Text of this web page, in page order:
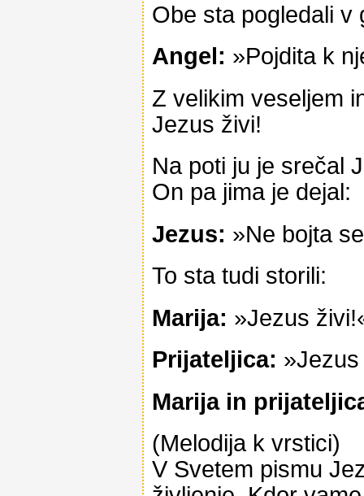
Obe sta pogledali v
Angel: »Pojdita k
Z velikim veseljem
Jezus živi!
Na poti ju je srečal
On pa jima je dejal:
Jezus: »Ne bojta
To sta tudi storili:
Marija: »Jezus
Prijateljica:
Marija in
(Melodija k vrstici)
V Svetem pismu